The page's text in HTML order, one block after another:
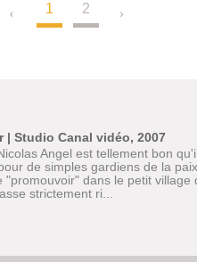
1 2
| Studio Canal vidéo, 2007
Angel est tellement bon
de simples gardiens de la
"promouvoir" dans le petit village
strictement ri...